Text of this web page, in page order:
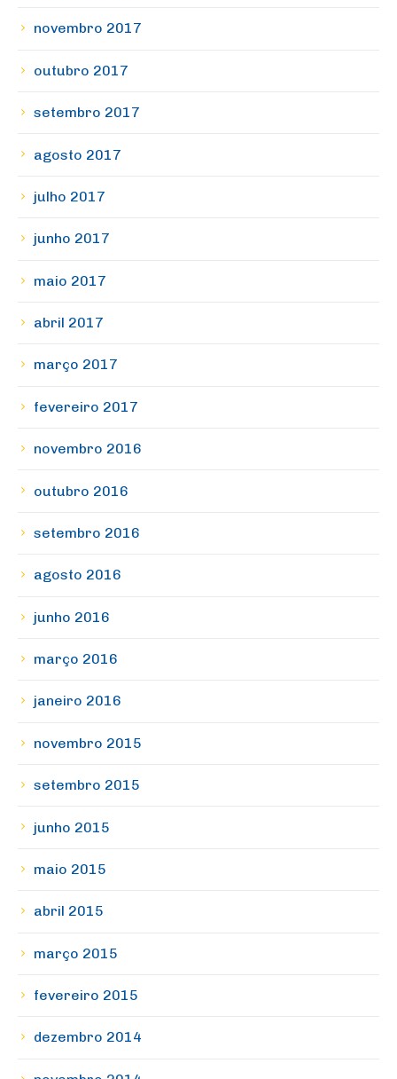
novembro 2017
outubro 2017
setembro 2017
agosto 2017
julho 2017
junho 2017
maio 2017
abril 2017
março 2017
fevereiro 2017
novembro 2016
outubro 2016
setembro 2016
agosto 2016
junho 2016
março 2016
janeiro 2016
novembro 2015
setembro 2015
junho 2015
maio 2015
abril 2015
março 2015
fevereiro 2015
dezembro 2014